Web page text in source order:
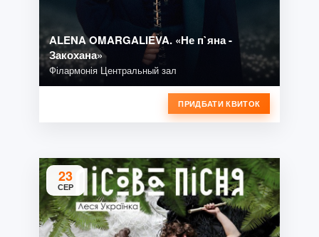
ALENA OMARGALIEVA. «Не п`яна -
Закохана»
Філармонія Центральный зал
ПРИДБАТИ КВИТОК
23
СЕР